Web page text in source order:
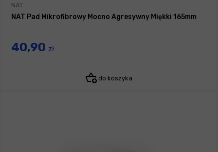
NAT
NAT Pad Mikrofibrowy Mocno Agresywny Miękki 165mm
40,90 zł
do koszyka